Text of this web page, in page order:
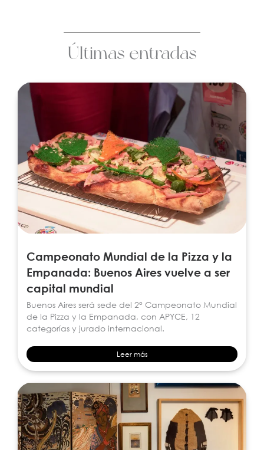
Últimas entradas
Campeonato Mundial de la Pizza y la
Empanada: Buenos Aires vuelve a ser
capital mundial
Buenos Aires será sede del 2° Campeonato Mundial
de la Pizza y la Empanada, con APYCE, 12
categorías y jurado internacional.
Leer más